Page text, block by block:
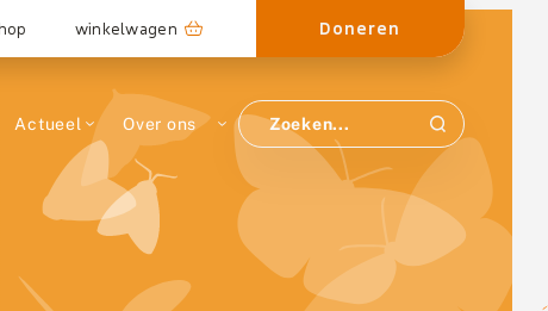
winkelwagen Doneren
Actueel Over ons